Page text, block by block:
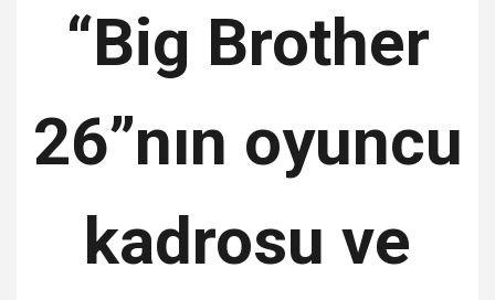
“Big Brother
26”nın oyuncu
kadrosu ve